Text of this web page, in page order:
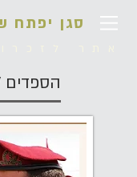
סגן יפתח
הספדים /